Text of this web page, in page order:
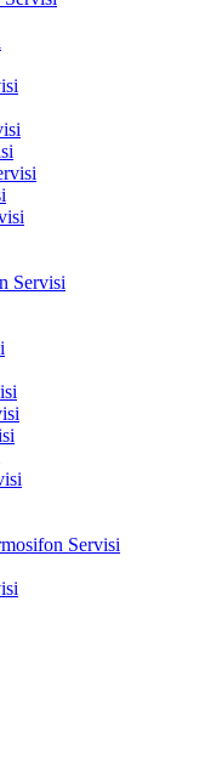
Servisi
Servisi